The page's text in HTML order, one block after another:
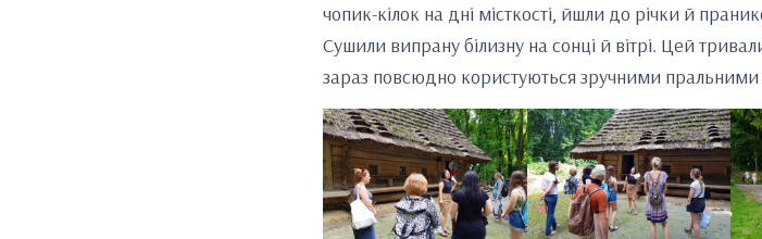
чопик-кілок на дні місткості, йшли до річки й
Сушили випрану білизну на сонці й вітрі. Цей
зараз повсюдно користуються зручними